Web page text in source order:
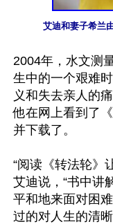
艾迪和妻子希兰
2004年，水文测
生中的一个艰难
义和失去亲人的
他在网上看到了
并下载了。
“阅读《转法轮》
艾迪说，“书中讲
平和地来面对困
过的对人生的清